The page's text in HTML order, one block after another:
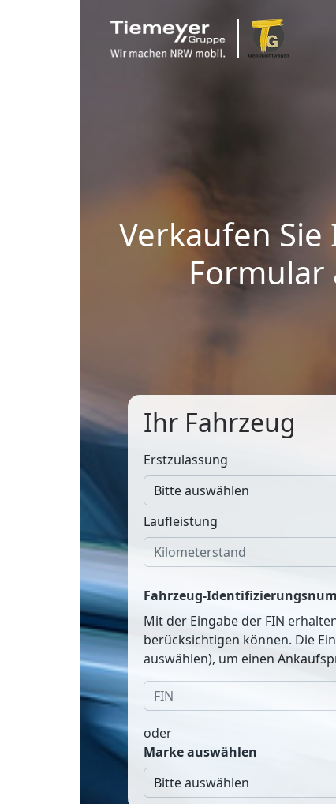
Verkaufen
Ihr Fahrzeug
Erstzulassung
Laufleistung
Fahrzeug-
Mit der Eingabe der FIN
berücksichtigen können. Die
auswählen), um einen
oder
Marke auswählen